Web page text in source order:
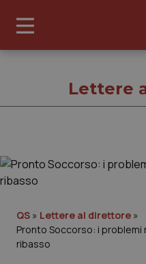
Governo e
Lettere
QS » Lettere al direttore »
Pronto Soccorso: i problemi
ribasso